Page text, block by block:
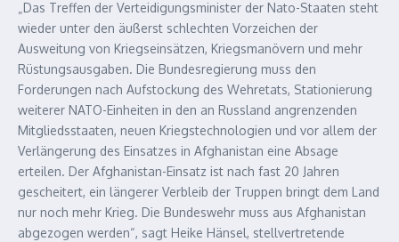
„Das Treffen der Verteidigungsminister der Nato-Staaten steht
wieder unter den äußerst schlechten Vorzeichen der
Ausweitung von Kriegseinsätzen, Kriegsmanövern und mehr
Rüstungsausgaben. Die Bundesregierung muss den
Forderungen nach Aufstockung des Wehretats, Stationierung
weiterer NATO-Einheiten in den an Russland angrenzenden
Mitgliedsstaaten, neuen Kriegstechnologien und vor allem der
Verlängerung des Einsatzes in Afghanistan eine Absage
erteilen. Der Afghanistan-Einsatz ist nach fast 20 Jahren
gescheitert, ein längerer Verbleib der Truppen bringt dem Land
nur noch mehr Krieg. Die Bundeswehr muss aus Afghanistan
abgezogen werden“, sagt Heike Hänsel, stellvertretende